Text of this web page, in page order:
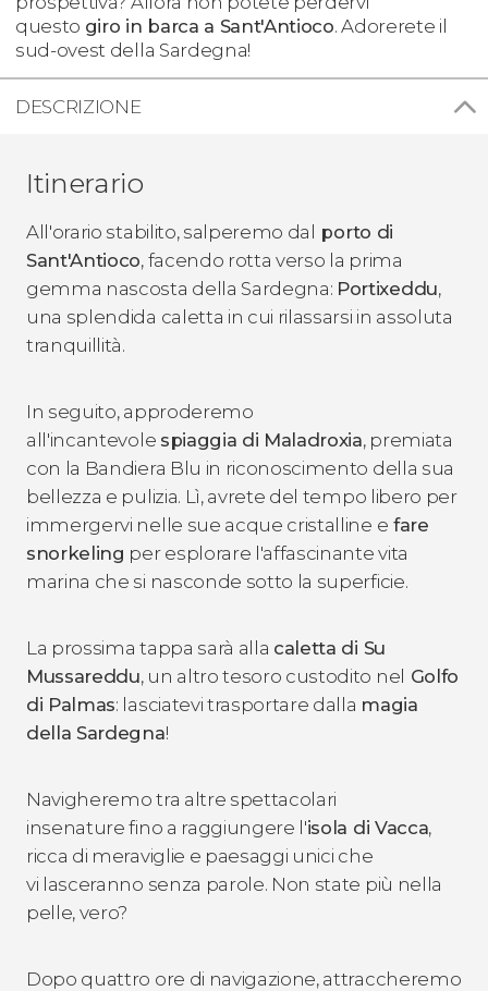
questo giro in barca a Sant'Antioco. Adorerete il
sud-ovest della Sardegna!
DESCRIZIONE
Itinerario
All'orario stabilito, salperemo dal porto di
Sant'Antioco, facendo rotta verso la prima
gemma nascosta della Sardegna: Portixeddu,
una splendida caletta in cui rilassarsi in assoluta
tranquillità.
In seguito, approderemo
all'incantevole spiaggia di Maladroxia, premiata
con la Bandiera Blu in riconoscimento della sua
bellezza e pulizia. Lì, avrete del tempo libero per
immergervi nelle sue acque cristalline e fare
snorkeling per esplorare l'affascinante vita
marina che si nasconde sotto la superficie.
La prossima tappa sarà alla caletta di Su
Mussareddu, un altro tesoro custodito nel Golfo
di Palmas: lasciatevi trasportare dalla magia
della Sardegna!
Navigheremo tra altre spettacolari
insenature fino a raggiungere l'isola di Vacca,
ricca di meraviglie e paesaggi unici che
vi lasceranno senza parole. Non state più nella
pelle, vero?
Dopo quattro ore di navigazione, attraccheremo